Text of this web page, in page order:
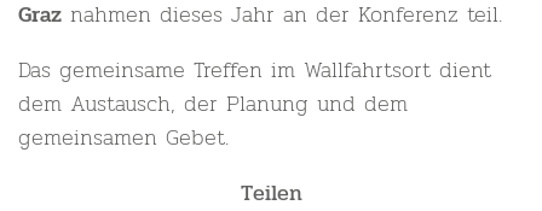
Graz nahmen dieses Jahr an der Konferenz teil.
Das gemeinsame Treffen im Wallfahrtsort dient
dem Austausch, der Planung und dem
gemeinsamen Gebet.
Teilen